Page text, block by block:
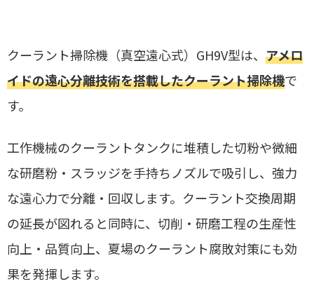
クーラント掃除機（真空遠心式）GH9V型は、 アメロ
イドの遠心分離技術を搭載したクーラント掃除機で
す。
工作機械のクーラントタンクに堆積した切粉や微細
な研磨粉・スラッジを手持ちノズルで吸引し、強力
な遠心力で分離・回収します。クーラント交換周期
の延長が図れると同時に、切削・研磨工程の生産性
向上・品質向上、夏場のクーラント腐敗対策にも効
果を発揮します。